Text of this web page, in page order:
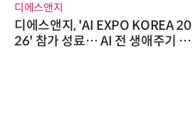
디에스앤지
디에스앤지, 'AI EXPO KOREA 20
26' 참가 성료… AI 전 생애주기 아